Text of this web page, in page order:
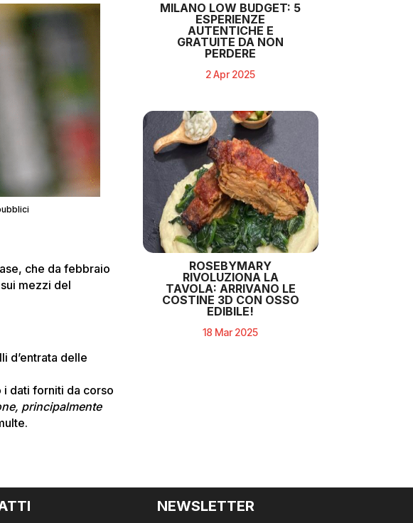
che da febbraio
mezzi del
d’entrata delle
i dati forniti da corso
principalmente
MILANO LOW BUDGET: 5
ESPERIENZE
AUTENTICHE E
GRATUITE DA NON
PERDERE
2 Apr 2025
ROSEBYMARY
RIVOLUZIONA LA
TAVOLA: ARRIVANO LE
COSTINE 3D CON OSSO
EDIBILE!
18 Mar 2025
NEWSLETTER